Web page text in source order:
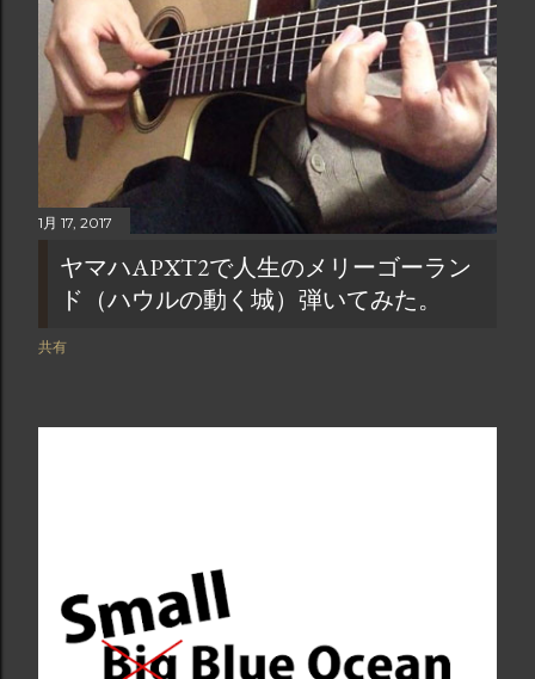
1月 17, 2017
ヤマハAPXT2で人生のメリーゴーラン
ド（ハウルの動く城）弾いてみた。
共有